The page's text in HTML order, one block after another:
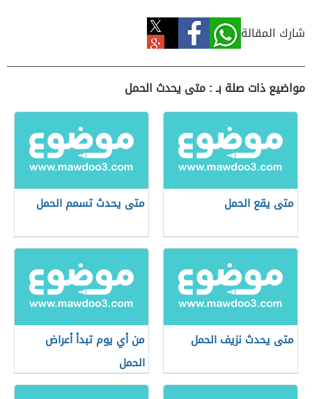
شارك المقالة
مواضيع ذات صلة بـ : متى يحدث الحمل
متى يقع الحمل متى يحدث تسمم الحمل
متى يحدث نزيف الحمل
من أي يوم تبدأ أعراض
الحمل